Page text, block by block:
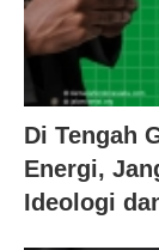
Di Tengah
Energi,
Ideologi